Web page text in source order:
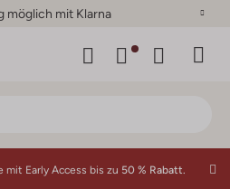
möglich mit Klarna
mit Early Access bis zu 50 % Rabatt.